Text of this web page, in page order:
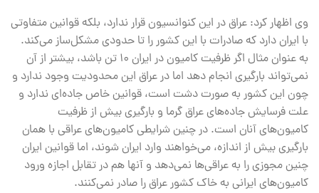
وی اظهار کرد: عراق در این کنوانسیون قرار ندارد، بلکه قوانین متفاوتی
با ایران دارد که صادرات با این کشور را تا حدودی مشکل‌ساز می‌کند.
به عنوان مثال اگر ظرفیت کامیون در ایران ۱۰ تن ‌باشد، بیشتر از آن
نمی‌تواند بارگیری انجام دهد اما در عراق این محدودیت وجود ندارد و
چون این کشور به صورت دشت است، قوانین خاص جاده‌ای ندارد و
علت فرسایش جاده‌های عراق گرما و بارگیری بیش از ظرفیت
کامیون‌های آنان است. در چنین شرایطی کامیون‌های عراقی با همان
بارگیری بیش از اندازه، می‌خواهند وارد ایران شوند، اما قوانین ایران
چنین مجوزی را به عراقی‌ها نمی‌دهد و آنها هم در تقابل اجازه ورود
کامیون‌های ایرانی به خاک کشور عراق را صادر نمی‌کنند.